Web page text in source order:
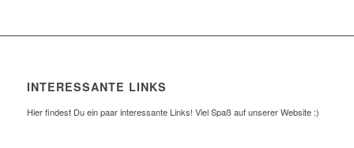
INTERESSANTE LINKS
Hier findest Du ein paar interessante Links! Viel Spaß auf unserer Website :)